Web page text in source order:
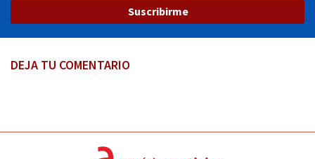
Suscribirme
DEJA TU COMENTARIO